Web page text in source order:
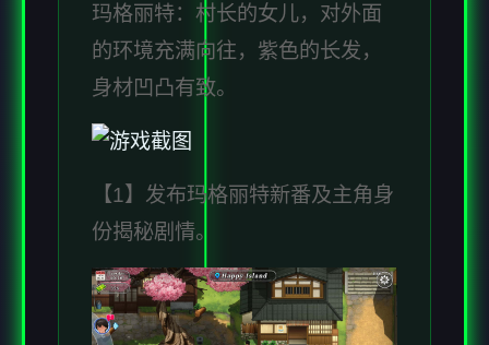
玛格丽特：村长的女儿，对外面
的环境充满向往，紫色的长发，
身材凹凸有致。
【1】发布玛格丽特新番及主角身
份揭秘剧情。